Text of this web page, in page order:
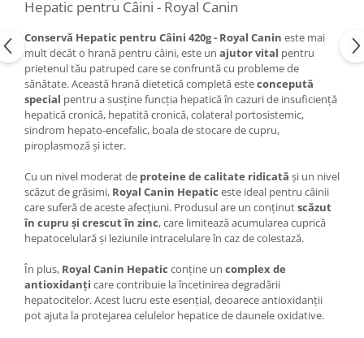
Hepatic pentru Câini - Royal Canin
Conservă Hepatic pentru Câini 420g - Royal Canin este mai
mult decât o hrană pentru câini, este un ajutor vital pentru
prietenul tău patruped care se confruntă cu probleme de
sănătate. Această hrană dietetică completă esteconcepută
special pentru a susține funcția hepatică în cazuri de insuficiență
hepatică cronică, hepatită cronică, colateral portosistemic,
sindrom hepato-encefalic, boala de stocare de cupru,
piroplasmoză și icter.
Cu un nivel moderat de proteine de calitate ridicată și un nivel
scăzut de grăsimi, Royal Canin Hepatic este ideal pentru câinii
care suferă de aceste afecțiuni. Produsul are un conținutscăzut
în cupru și crescut în zinc, care limitează acumularea cuprică
hepatocelulară și leziunile intracelulare în caz de colestază.
În plus, Royal Canin Hepatic conține un complex de
antioxidanți care contribuie la încetinirea degradării
hepatocitelor. Acest lucru este esențial, deoarece antioxidanții
pot ajuta la protejarea celulelor hepatice de daunele oxidative.